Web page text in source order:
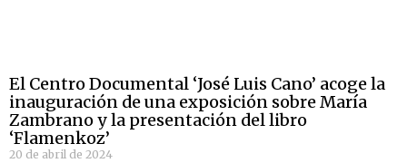
El Centro Documental ‘José Luis Cano’ acoge la
inauguración de una exposición sobre María
Zambrano y la presentación del libro
‘Flamenkoz’
20 de abril de 2024